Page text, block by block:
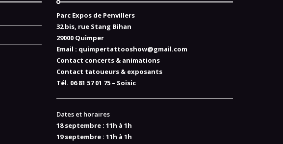
Parc Expos de Penvillers
32 bis, rue Stang Bihan
29000 Quimper
Email : quimpertattooshow@gmail.com
Contact concerts & animations
Contact tatoueurs & exposants
Tél. 06 81 57 01 75 – Soisic
Dates et horaires
18 septembre : 11h à 1h
19 septembre : 11h à 1h